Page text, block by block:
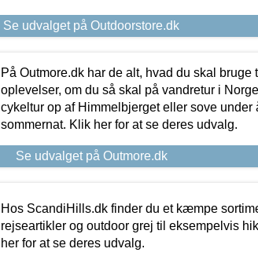
Se udvalget på Outdoorstore.dk
På Outmore.dk har de alt, hvad du skal bruge
oplevelser, om du så skal på vandretur i
cykeltur op af Himmelbjerget eller sove under
sommernat. Klik her for at se deres udvalg.
Se udvalget på Outmore.dk
Hos ScandiHills.dk finder du et kæmpe
rejseartikler og outdoor grej til eksempelvis
her for at se deres udvalg.